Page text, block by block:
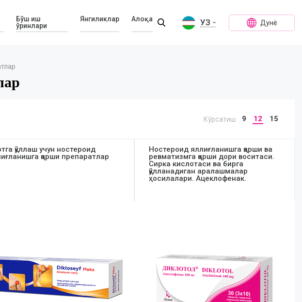
Бўш иш
ўринлари
Янгиликлар Алоқа УЗ Дунё
Кўрсатиш: 9 12 15
қўллаш учун ностероид
қарши препаратлар
Ностероид яллиғланишга қарши ва
ревматизмга қарши дори воситаси.
Сирка кислотаси ва бирга
қўлланадиган аралашмалар
ҳосилалари. Ацеклофенак.